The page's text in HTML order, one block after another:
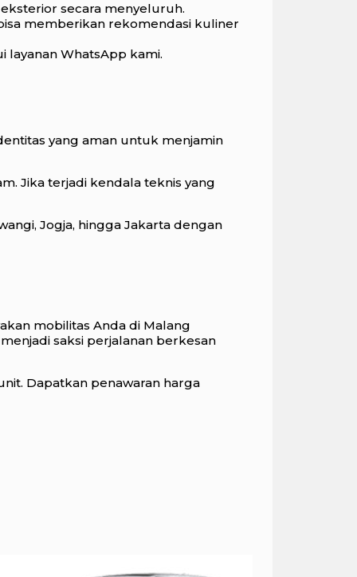
secara menyeluruh.
memberikan rekomendasi kuliner
WhatsApp kami.
yang aman untuk menjamin
Jika terjadi kendala teknis yang
Jogja, hingga Jakarta dengan
mobilitas Anda di Malang
saksi perjalanan berkesan
Dapatkan penawaran harga